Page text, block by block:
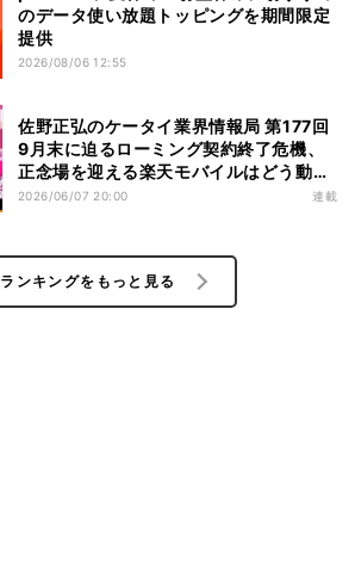
のデータ使い放題トッピングを期間限定
提供
2026/08/06 12:55
佐野正弘のケータイ業界情報局 第177回
9月末に迫るローミング契約終了危機、
正念場を迎える楽天モバイルはどう動
く？
2026/06/07 20:00 連載
ランキングをもっと見る